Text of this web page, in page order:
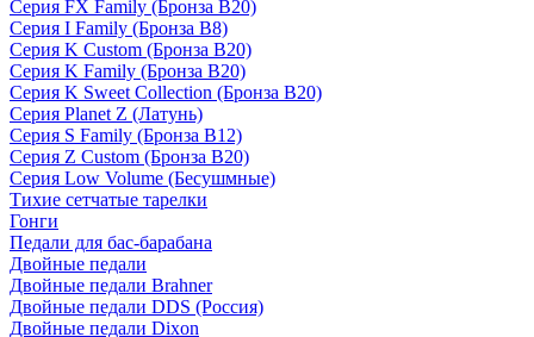
Серия FX Family (Бронза B20)
Серия I Family (Бронза B8)
Серия K Custom (Бронза B20)
Серия K Family (Бронза B20)
Серия K Sweet Collection (Бронза B20)
Серия Planet Z (Латунь)
Серия S Family (Бронза B12)
Серия Z Custom (Бронза B20)
Серия Low Volume (Бесушмные)
Тихие сетчатые тарелки
Гонги
Педали для бас-барабана
Двойные педали
Двойные педали Brahner
Двойные педали DDS (Россия)
Двойные педали Dixon